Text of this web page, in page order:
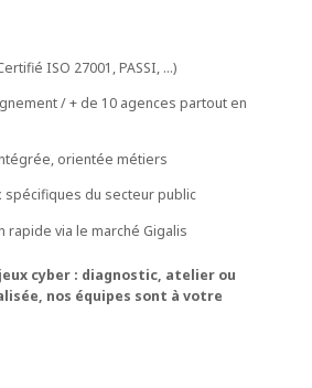
ISO 27001, PASSI, …)
/ + de 10 agences partout en
orientée métiers
spécifiques du secteur public
rapide via le marché Gigalis
cyber : diagnostic, atelier ou
nos équipes sont à votre